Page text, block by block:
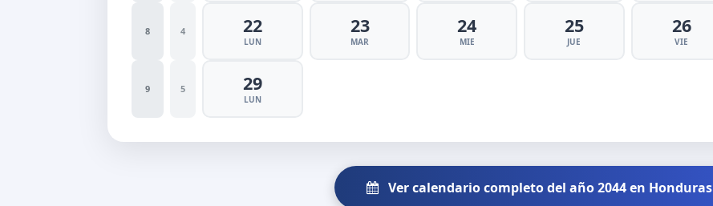
8 4 22
LUN
23
MAR
24
MIE
25
JUE
26
VIE
9 5 29
LUN
Ver calendario completo del año 2044 en Honduras